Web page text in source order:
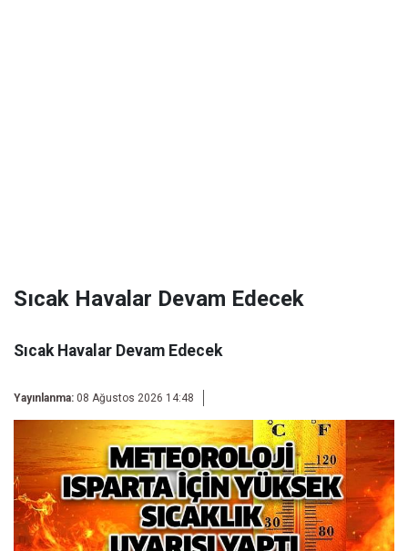
Sıcak Havalar Devam Edecek
Sıcak Havalar Devam Edecek
Yayınlanma: 08 Ağustos 2026 14:48